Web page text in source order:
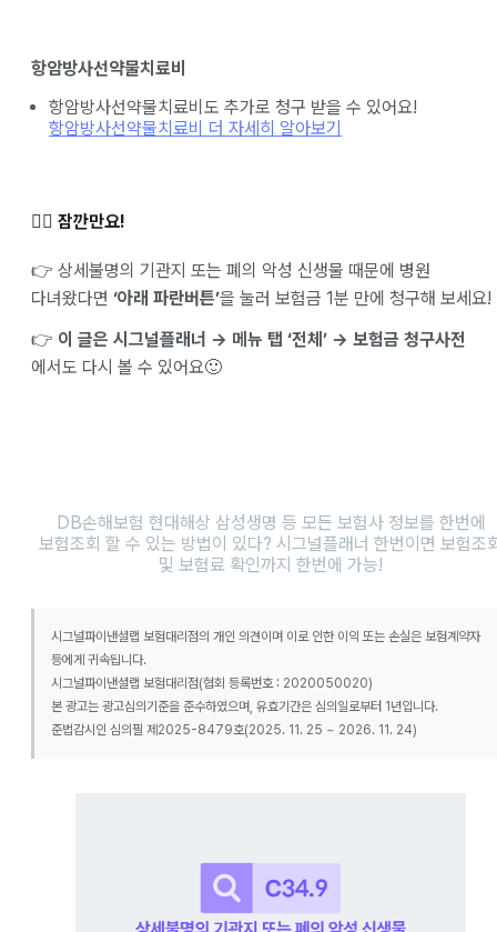
항암방사선약물치료비
항암방사선약물치료비도 추가로 청구 받을 수 있어요!
항암방사선약물치료비 더 자세히 알아보기
✋🏻 잠깐만요!
👉 상세불명의 기관지 또는 폐의 악성 신생물 때문에 병원
다녀왔다면 ‘아래 파란버튼’을 눌러 보험금 1분 만에 청구해 보세요!
👉 이 글은 시그널플래너 → 메뉴 탭 ‘전체’ → 보험금 청구사전
에서도 다시 볼 수 있어요🙂
DB손해보험 현대해상 삼성생명 등 모든 보험사 정보를 한번에
보험조회 할 수 있는 방법이 있다? 시그널플래너 한번이면 보험조
및 보험료 확인까지 한번에 가능!
시그널파이낸셜랩 보험대리점의 개인 의견이며 이로 인한 이익 또는 손실은 보험계약자
등에게 귀속됩니다.
시그널파이낸셜랩 보험대리점(협회 등록번호 : 2020050020)
본 광고는 광고심의기준을 준수하였으며, 유효기간은 심의일로부터 1년입니다.
준법감시인 심의필 제2025-8479호(2025. 11. 25 ~ 2026. 11. 24)